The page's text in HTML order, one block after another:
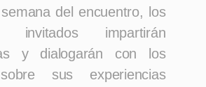
del encuentro, los
invitados impartirán
y dialogarán con los
sus experiencias